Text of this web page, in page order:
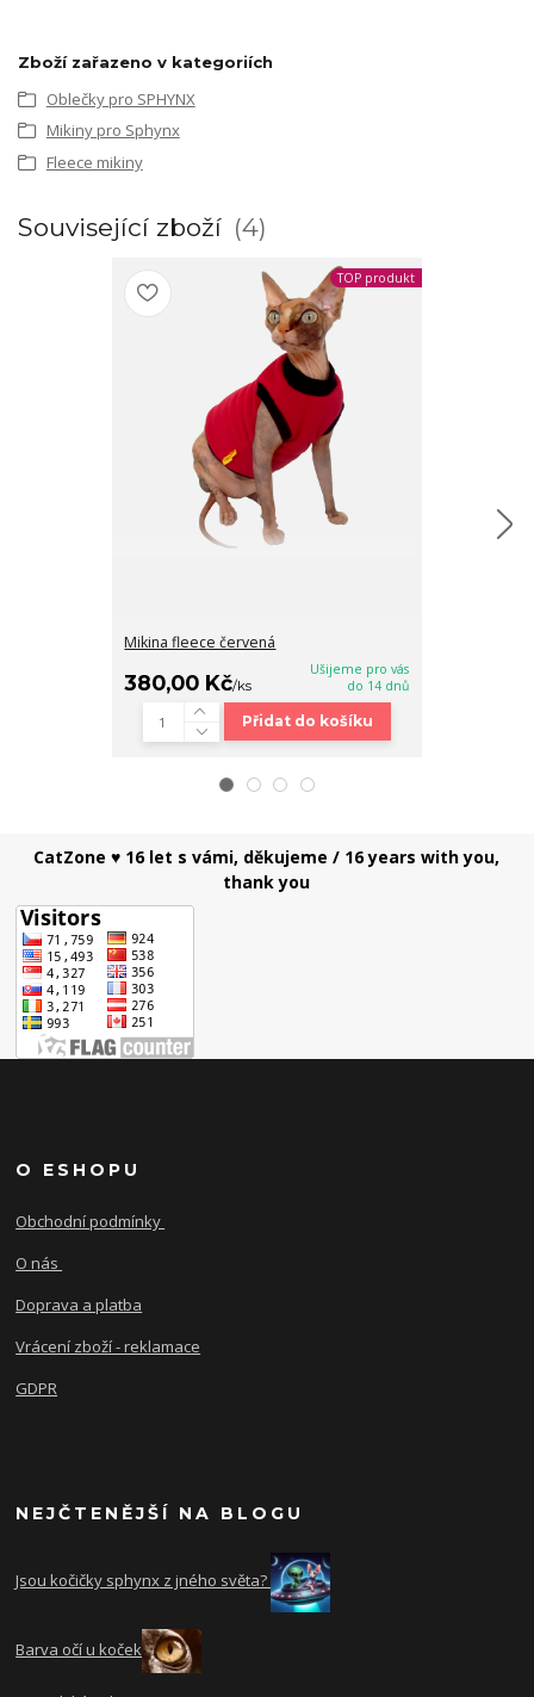
Zboží zařazeno v kategoriích
Oblečky pro SPHYNX
Mikiny pro Sphynx
Fleece mikiny
Související zboží 4
TOP produkt
Mikina fleece červená
380,00 Kč/ks
Ušijeme pro vás
do 14 dnů
Přidat do košíku
CatZone ♥ 16 let s vámi, děkujeme / 16 years with you,
thank you
O ESHOPU
Obchodní podmínky
O nás
Doprava a platba
Vrácení zboží - reklamace
GDPR
NEJČTENĚJŠÍ NA BLOGU
Jsou kočičky sphynx z jného světa?
Barva očí u koček